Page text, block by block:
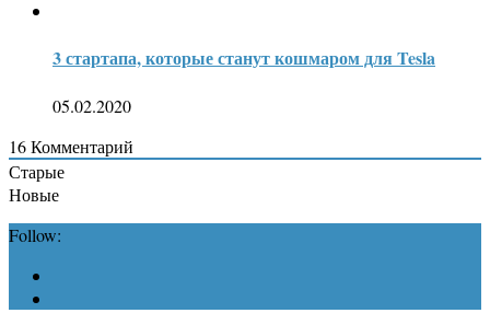
3 стартапа, которые станут кошмаром для Tesla
05.02.2020
16Комментарий
Старые
Новые
Follow: